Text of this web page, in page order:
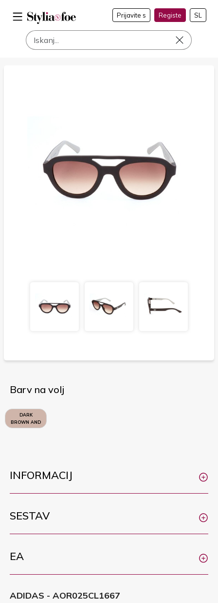
Prijavite s Registe SL
Barv na volj
DARK
BROWN AND
SAND
INFORMACIJ
SESTAV
EA
ADIDAS - AOR025CL1667